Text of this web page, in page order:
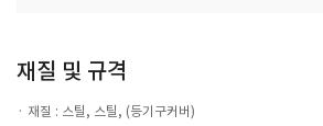
재질 및 규격
재질 : 스틸, 스틸, (등기구커버)